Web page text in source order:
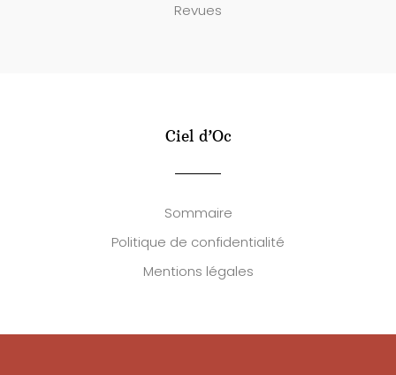
Revues
Ciel d’Oc
Sommaire
Politique de confidentialité
Mentions légales